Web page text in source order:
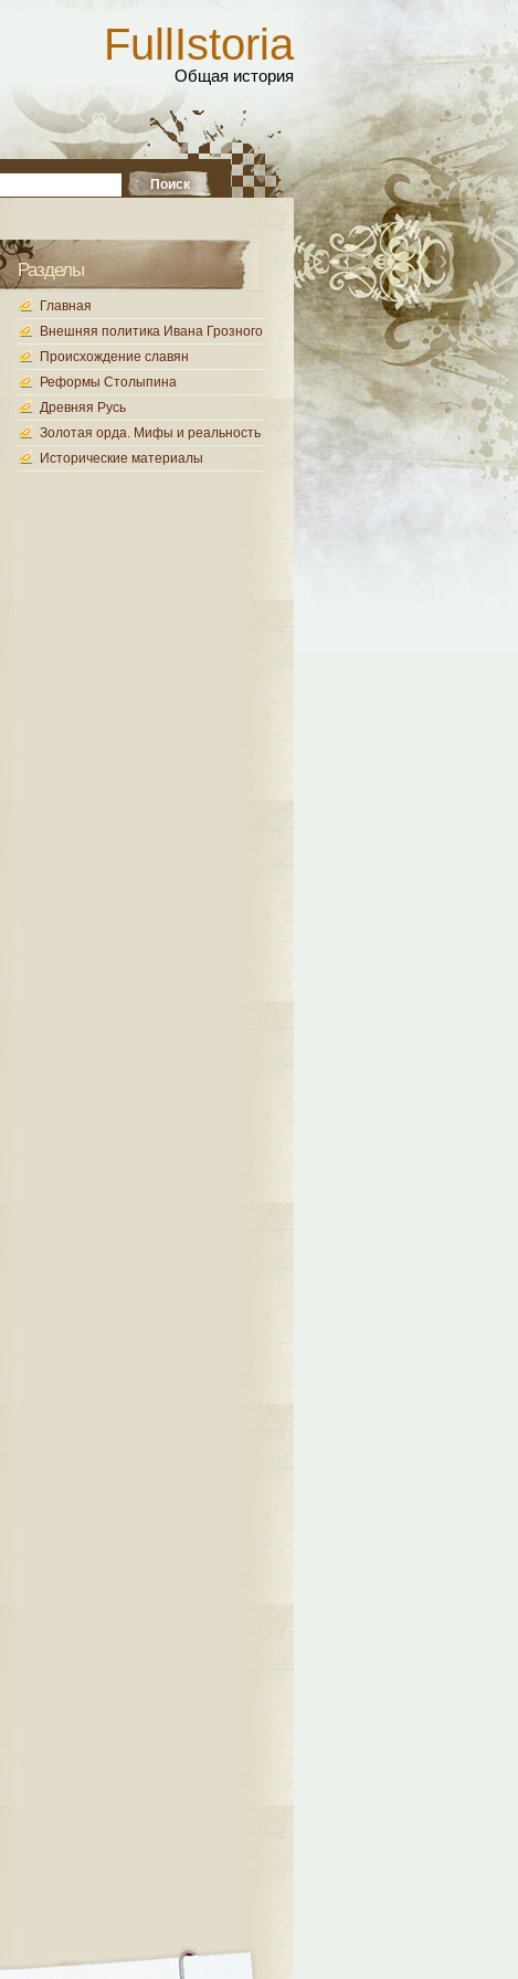
FullIstoria
Общая история
Разделы
Главная
Внешняя политика Ивана Грозного
Происхождение славян
Реформы Столыпина
Древняя Русь
Золотая орда. Мифы и реальность
Исторические материалы